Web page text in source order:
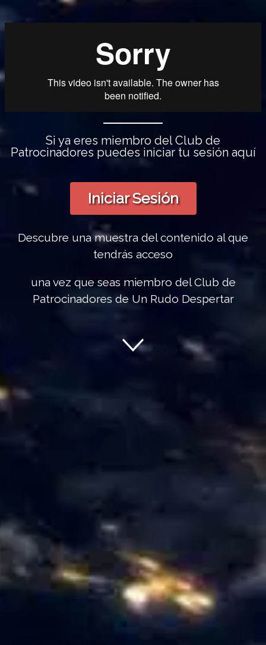
Si ya eres miembro del Club de
Patrocinadores puedes iniciar tu sesión aquí
Iniciar Sesión
Descubre una muestra del contenido al que
tendrás acceso
una vez que seas miembro del Club de
Patrocinadores de Un Rudo Despertar